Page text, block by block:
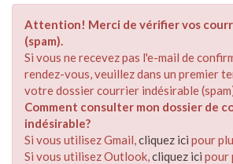
Attention! Merci de vérifier vos
(spam).
Si vous ne recevez pas l'e-mail de
rendez-vous, veuillez dans un premier
votre dossier courrier indésirable
Comment consulter mon dossier de
indésirable?
Si vous utilisez Gmail,cliquez ici pour
Si vous utilisez Outlook,cliquez ici pour